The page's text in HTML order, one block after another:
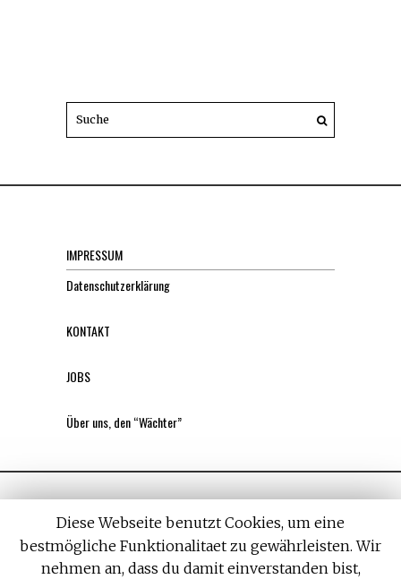
IMPRESSUM
Datenschutzerklärung
KONTAKT
JOBS
Über uns, den “Wächter”
Diese Webseite benutzt Cookies, um eine
bestmögliche Funktionalitaet zu gewährleisten. Wir
nehmen an, dass du damit einverstanden bist,